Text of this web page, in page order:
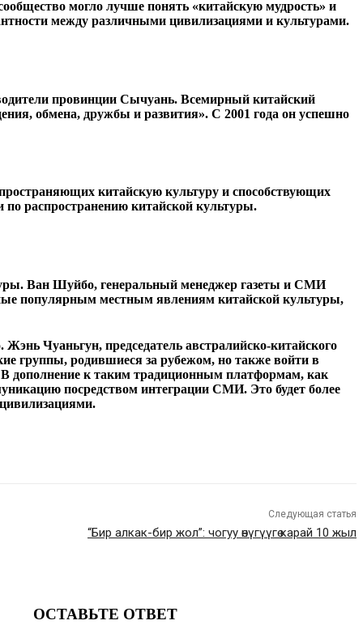
могло лучше понять «китайскую мудрость» и
между различными цивилизациями и культурами.
провинции Сычуань. Всемирный китайский
обмена, дружбы и развития». С 2001 года он успешно
китайскую культуру и способствующих
распространению китайской культуры.
Ван Шуйбо, генеральный менеджер газеты и СМИ
популярным местным явлениям китайской культуры,
Чуаньгун, председатель австралийско-китайского
группы, родившиеся за рубежом, но также войти в
В дополнение к таким традиционным платформам, как
посредством интеграции СМИ. Это будет более
Следующая статья
“Бир алкак-бир жол”: чогуу өнүгүүгө карай 10 жыл
ОСТАВЬТЕ ОТВЕТ